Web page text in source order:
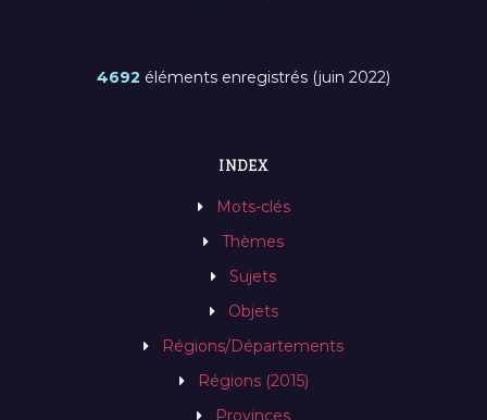
4692 éléments enregistrés (juin 2022)
INDEX
Mots-clés
Thèmes
Sujets
Objets
Régions/Départements
Régions (2015)
Provinces